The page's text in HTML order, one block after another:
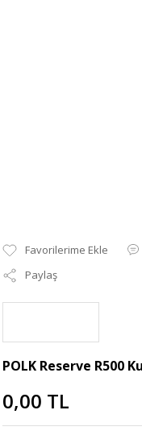
Paylaş
POLK Reserve R500
0,00 TL